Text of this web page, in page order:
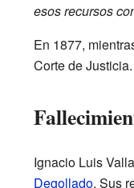
esos recursos
En 1877,
Corte de
Ignacio Luis
Degollado. Sus